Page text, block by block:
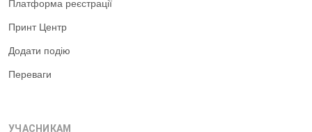
Платформа реєстрації
Принт Центр
Додати подію
Переваги
УЧАСНИКАМ